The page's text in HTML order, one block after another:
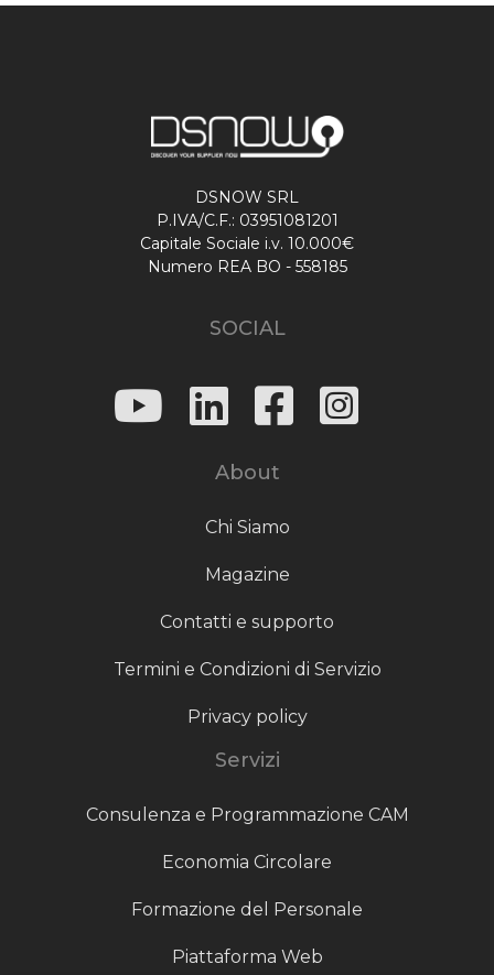
DSNOW SRL
P.IVA/C.F.: 03951081201
Capitale Sociale i.v. 10.000€
Numero REA BO - 558185
SOCIAL
About
Chi Siamo
Magazine
Contatti e supporto
Termini e Condizioni di Servizio
Privacy policy
Servizi
Consulenza e Programmazione CAM
Economia Circolare
Formazione del Personale
Piattaforma Web